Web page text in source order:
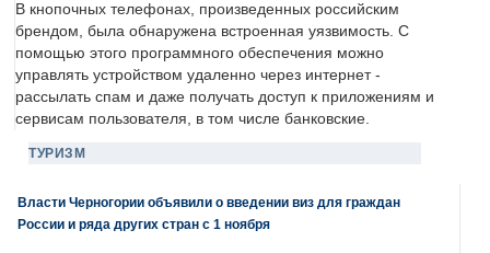
В кнопочных телефонах, произведенных российским
брендом, была обнаружена встроенная уязвимость. С
помощью этого программного обеспечения можно
управлять устройством удаленно через интернет -
рассылать спам и даже получать доступ к приложениям и
сервисам пользователя, в том числе банковские.
ТУРИЗМ
Власти Черногории объявили о введении виз для граждан
России и ряда других стран с 1 ноября